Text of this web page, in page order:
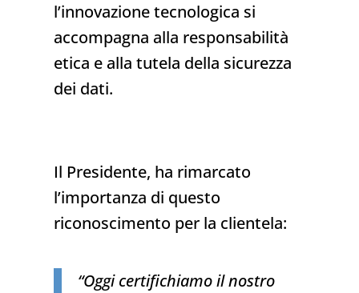
l’innovazione tecnologica si
accompagna alla responsabilità
etica e alla tutela della sicurezza
dei dati.
Il Presidente, ha rimarcato
l’importanza di questo
riconoscimento per la clientela:
“Oggi certifichiamo il nostro